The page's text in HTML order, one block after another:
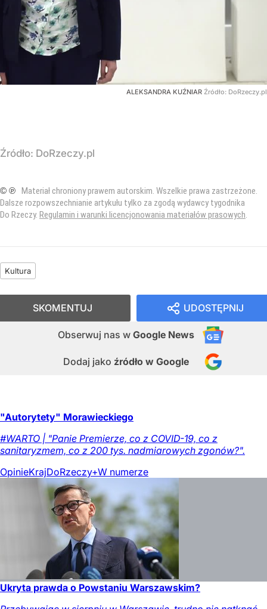
ALEKSANDRA KUŹNIAR Źródło: DoRzeczy.pl
Źródło: DoRzeczy.pl
© ℗ Materiał chroniony prawem autorskim. Wszelkie prawa zastrzeżone.
Dalsze rozpowszechnianie artykułu tylko za zgodą wydawcy tygodnika
Do Rzeczy. Regulamin i warunki licencjonowania materiałów prasowych.
Kultura
UDOSTĘPNIJ
Obserwuj nas w Google News
Dodaj jako źródło w Google
SKOMENTUJ
"Autorytety" Morawieckiego
#WARTO | "Panie Premierze, co z COVID-19, co z
sanitaryzmem, co z 200 tys. nadmiarowych zgonów?".
OpinieKrajDoRzeczy+W numerze
Ukryta prawda o Powstaniu Warszawskim?